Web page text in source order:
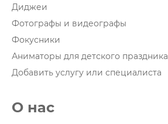
Диджеи
Фотографы и видеографы
Фокусники
Аниматоры для детского праздника
Добавить услугу или специалиста
О нас